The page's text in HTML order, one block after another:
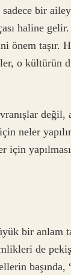
bir
haline
önem taşır.
o kültürün
değil,
neler
için
bir anlam
de
başında,